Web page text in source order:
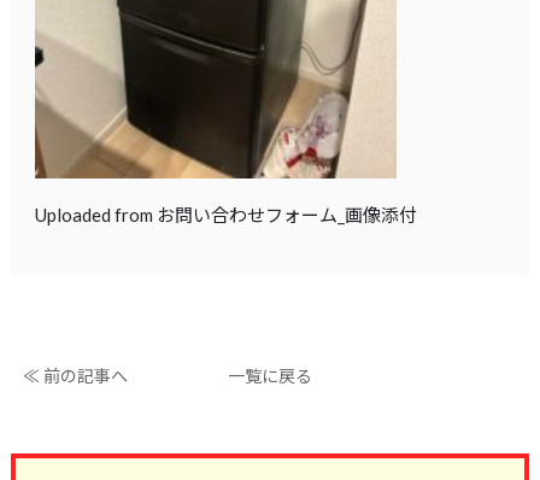
Uploaded from お問い合わせフォーム_画像添付
≪ 前の記事へ 一覧に戻る